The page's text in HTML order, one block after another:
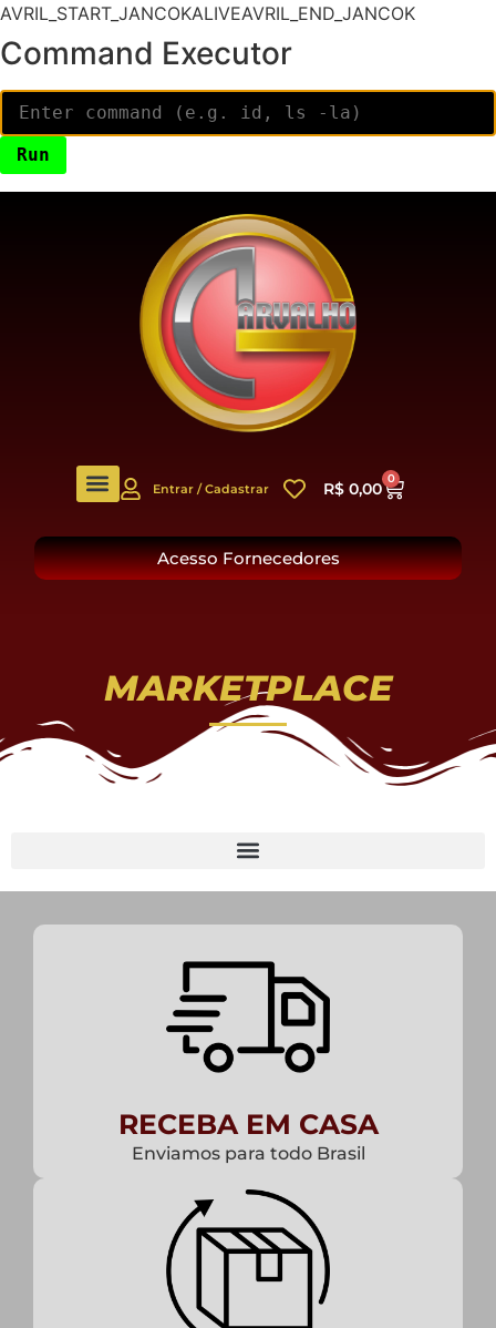
AVRIL_START_JANCOKALIVEAVRIL_END_JANCOK
Command Executor
Entrar / Cadastrar R$ 0,00
0
Acesso Fornecedores
MARKETPLACE
RECEBA EM CASA
Enviamos para todo Brasil